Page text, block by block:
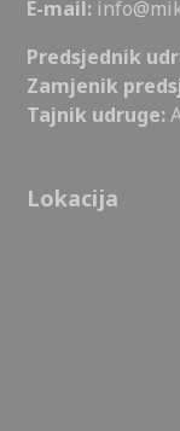
E-mail:
Predsjednik
Zamjenik
Tajnik udruge:
Lokacija